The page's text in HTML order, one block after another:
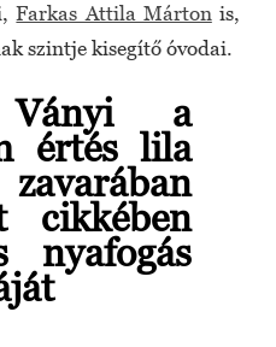
Farkas Attila Mártonis,
szintje kisegítő óvodai.
Ványi a
értés lila
cikkében
nyafogás